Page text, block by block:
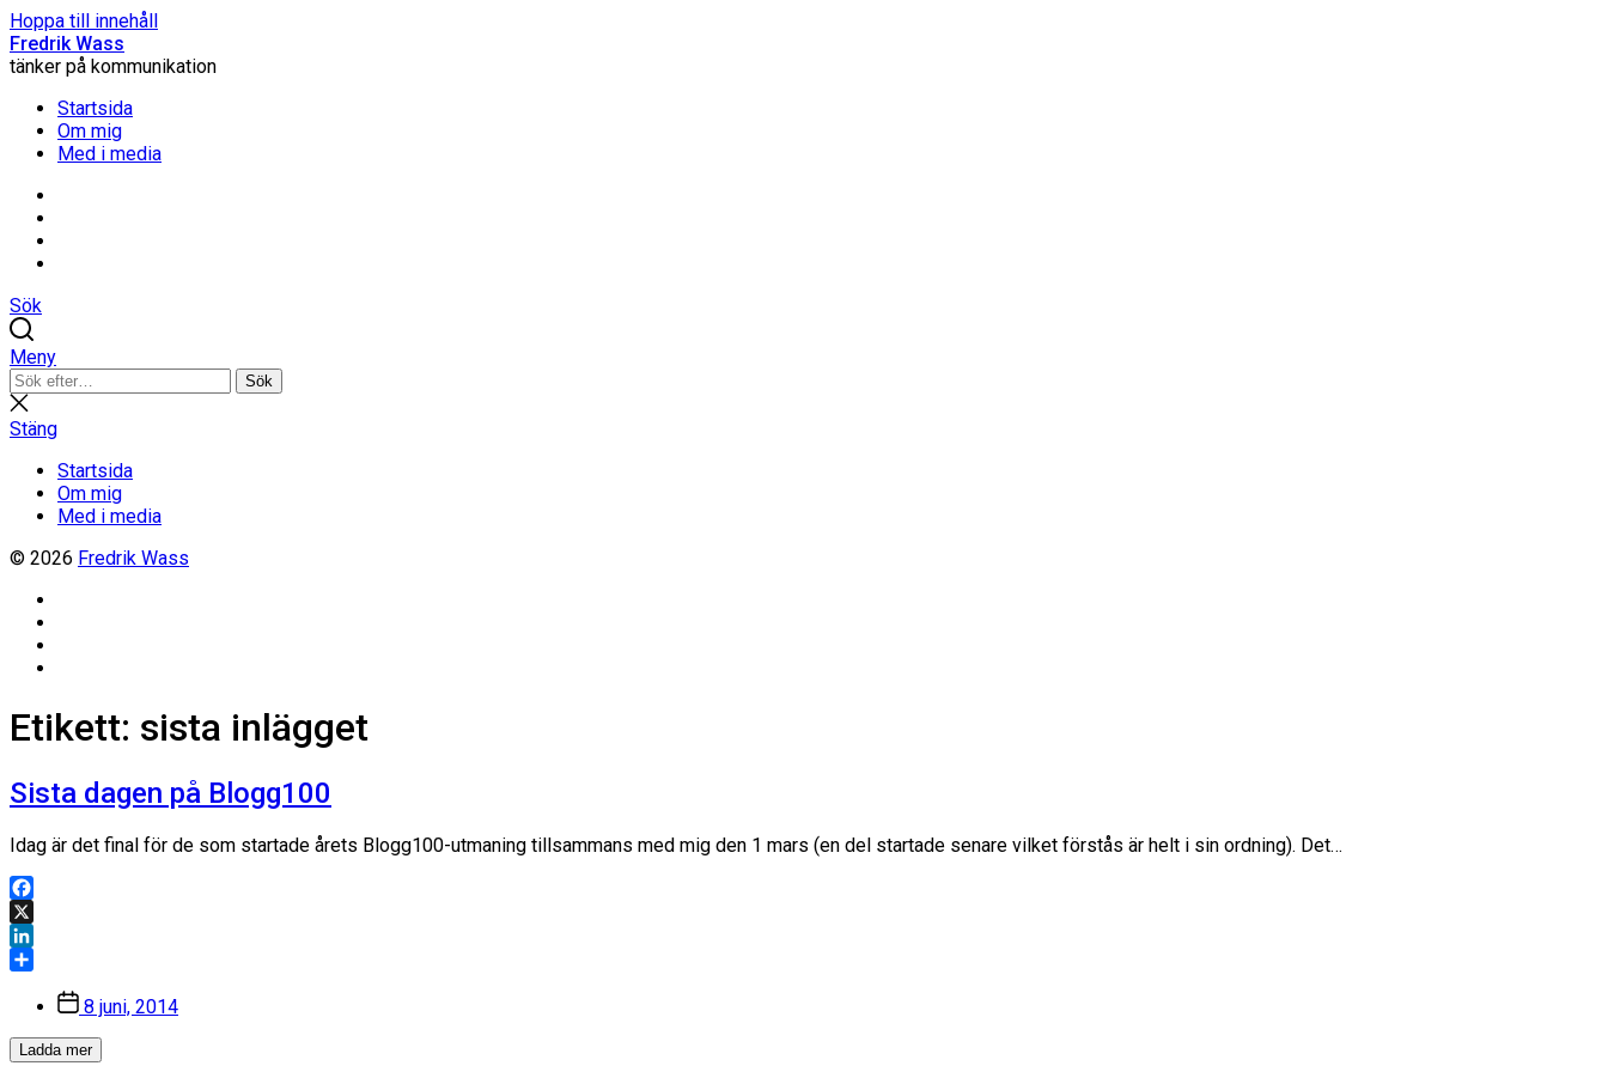
Hoppa till innehåll
Fredrik Wass
tänker på kommunikation
Startsida
Om mig
Med i media
Sök
Meny
Sök
efter:
Sök
Stäng
sökning
Stäng
Startsida
Om mig
Med i media
© 2026 Fredrik Wass
Etikett: sista inlägget
Sista dagen på Blogg100
Idag är det final för de som startade årets Blogg100-utmaning tillsammans med mig den 1 mars (en del startade senare vilket förstås är helt i sin ordning). Det…
Facebook
X
LinkedIn
Inläggsdatum
8 juni, 2014
Ladda mer